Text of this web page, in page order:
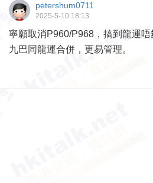
petershum0711
2025-5-10 18:13
寧願取消P960/P968，搞到龍運
九巴同龍運合併，更易管理。